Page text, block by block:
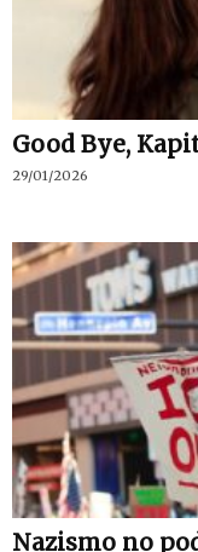
Good Bye,
29/01/2026
Nazismo no